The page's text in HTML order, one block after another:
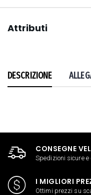
Attributi
DESCRIZIONE
CONSEGNE
Spedizioni sicure
I MIGLIORI
Ottimi prezzi su